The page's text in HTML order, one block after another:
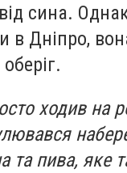
сина.
в Дніпро,
ходив на
та пива, яке